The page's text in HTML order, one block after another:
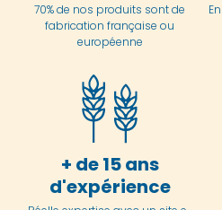
70% de nos produits sont de
fabrication française ou
européenne
En
+ de 15 ans
d'expérience